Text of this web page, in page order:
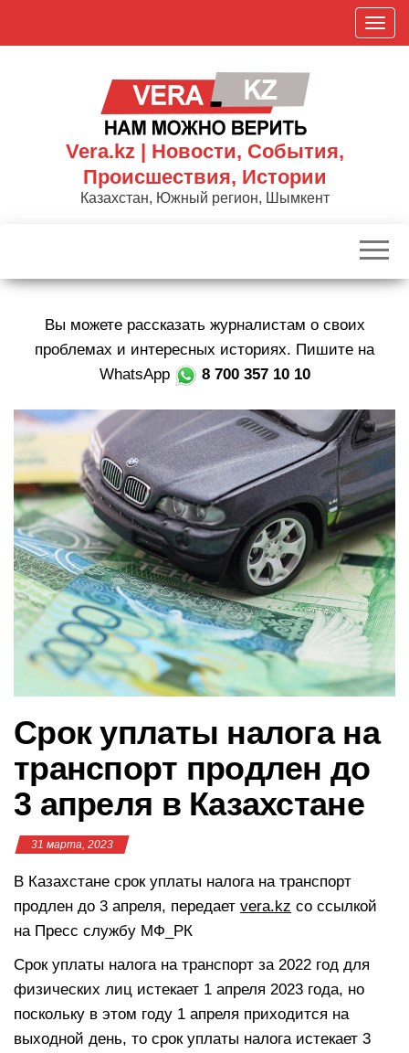
П
о
к
р
и
г
а
ц
и
ю
Vera.kz | Новости, События,
Происшествия, Истории
Казахстан, Южный регион, Шымкент
Вы можете рассказать журналистам о своих
проблемах и интересных историях. Пишите на
WhatsApp
8 700 357 10 10
Срок уплаты налога на
транспорт продлен до
3 апреля в Казахстане
31 марта, 2023
В Казахстане срок уплаты налога на транспорт
продлен до 3 апреля, передает vera.kz со ссылкой
на Пресс службу МФ_РК
Срок уплаты налога на транспорт за 2022 год для
физических лиц истекает 1 апреля 2023 года, но
поскольку в этом году 1 апреля приходится на
выходной день, то срок уплаты налога истекает 3